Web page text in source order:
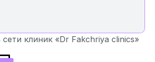
клиник «Dr Fakchriya clinics»